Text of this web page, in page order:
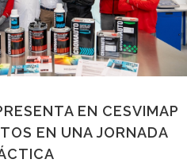
obtén 1 BUZO
de REGALO.
de 2 LATAS de APAREJO
(440/445/449), te llevas 1 LATA de
con nosotros para más
tus productos antes de que se
EN CESVIMAP
EN UNA JORNADA